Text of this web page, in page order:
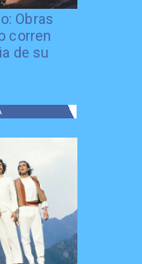
Obras
corren
de su